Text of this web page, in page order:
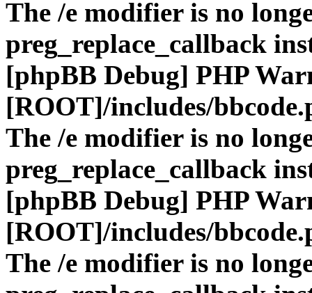
The /e modifier is no
preg_replace_callback
[phpBB Debug] PHP
[ROOT]/includes/
The /e modifier is no
preg_replace_callback
[phpBB Debug] PHP
[ROOT]/includes/
The /e modifier is no